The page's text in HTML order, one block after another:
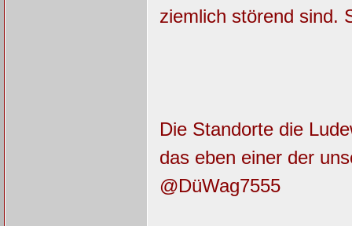
ziemlich störend sind.
Die Standorte die
das eben einer der
@DüWag7555